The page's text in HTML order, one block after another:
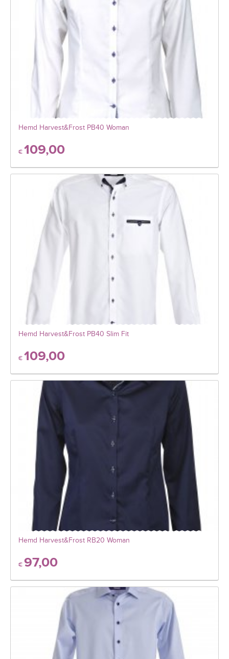
Hemd Harvest&Frost PB40 Woman
€ 109,00
Hemd Harvest&Frost PB40 Slim Fit
€ 109,00
Hemd Harvest&Frost RB20 Woman
€ 97,00